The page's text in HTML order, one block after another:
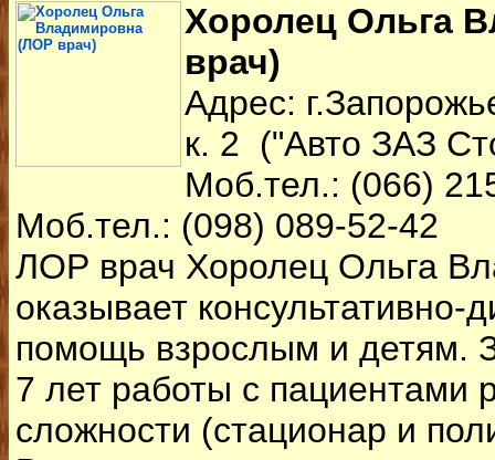
Хоролец Ольга
врач)
Адрес:
к. 2 ("Авто ЗАЗ
Моб.тел.: (066)
Моб.тел.: (098) 089-52-42
ЛОР врач Хоролец Ольга
оказывает консультативно-
помощь взрослым и детям.
7 лет работы с пациентами
сложности (стационар и